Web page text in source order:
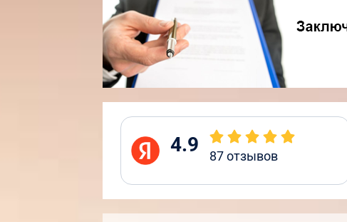
4.9 87отзывов